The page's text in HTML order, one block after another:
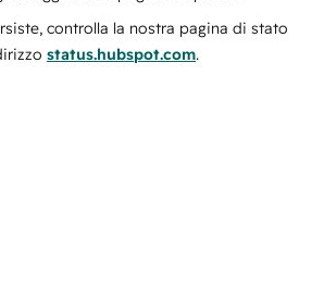
controlla la nostra pagina di stato
status.hubspot.com.